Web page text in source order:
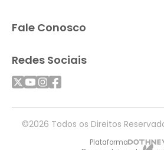
Fale Conosco
Redes Sociais
©2026 Todos os Direitos
Plataforma